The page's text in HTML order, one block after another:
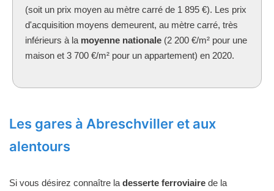
(soit un prix moyen au mètre carré de 1 895 €). Les prix
d'acquisition moyens demeurent, au mètre carré, très
inférieurs à la moyenne nationale (2 200 €/m² pour une
maison et 3 700 €/m² pour un appartement) en 2020.
Les gares à Abreschviller et aux
alentours
Si vous désirez connaître la desserte ferroviaire de la